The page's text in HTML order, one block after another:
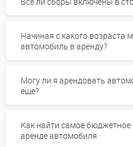
Начиная с какого возраста
автомобиль в аренду?
Могу ли я арендовать
еще?
Как найти самое
аренде автомобиля